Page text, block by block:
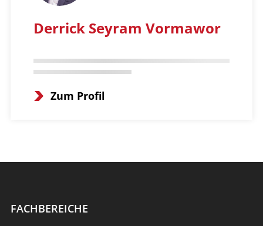
Derrick Seyram Vormawor
Zum Profil
FACHBEREICHE